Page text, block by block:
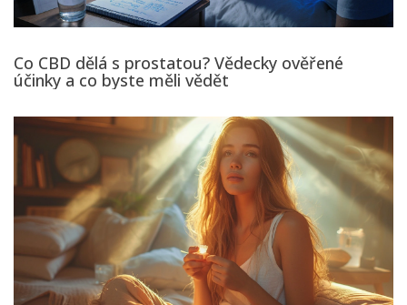
Co CBD dělá s prostatou? Vědecky ověřené
účinky a co byste měli vědět